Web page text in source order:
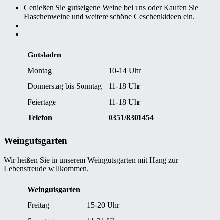
Genießen Sie gutseigene Weine bei uns oder Kaufen Sie
Flaschenweine und weitere schöne Geschenkideen ein.
Gutsladen
Montag
10-14 Uhr
Donnerstag bis Sonntag
11-18 Uhr
Feiertage
11-18 Uhr
Telefon
0351/8301454
Weingutsgarten
Wir heißen Sie in unserem Weingutsgarten mit Hang zur
Lebensfreude willkommen.
Weingutsgarten
Freitag
15-20 Uhr